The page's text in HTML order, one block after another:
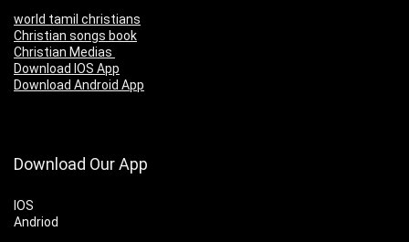
world tamil christians
Christian songs book
Christian Medias
Download IOS App
Download Android App
Download Our App
IOS
Andriod